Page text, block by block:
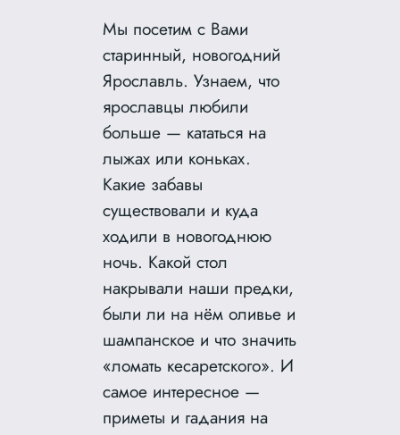
Мы посетим с Вами
старинный, новогодний
Ярославль. Узнаем, что
ярославцы любили
больше — кататься на
лыжах или коньках.
Какие забавы
существовали и куда
ходили в новогоднюю
ночь. Какой стол
накрывали наши предки,
были ли на нём оливье и
шампанское и что значить
«ломать кесаретского». И
самое интересное —
приметы и гадания на